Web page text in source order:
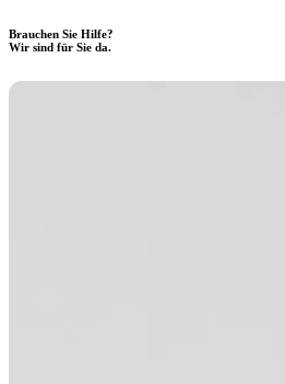
Brauchen Sie Hilfe?
Wir sind für Sie da.